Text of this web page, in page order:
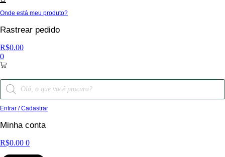
Onde está meu produto?
Rastrear pedido
R$0.00
0
Entrar / Cadastrar
Minha conta
R$0.00 0